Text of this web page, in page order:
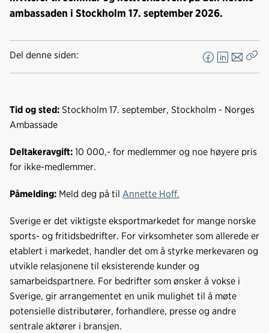
ambassaden i Stockholm 17. september 2026.
Del denne siden:
F
e
o
L
I
E
o
Tid og sted: Stockholm 17. september, Stockholm - Norges
Ambassade
Deltakeravgift: 10 000,- for medlemmer og noe høyere pris
for ikke-medlemmer.
Påmelding: Meld deg på til Annette Hoff.
Sverige er det viktigste eksportmarkedet for mange norske
sports- og fritidsbedrifter. For virksomheter som allerede er
etablert i markedet, handler det om å styrke merkevaren og
utvikle relasjonene til eksisterende kunder og
samarbeidspartnere. For bedrifter som ønsker å vokse i
Sverige, gir arrangementet en unik mulighet til å møte
potensielle distributører, forhandlere, presse og andre
sentrale aktører i bransjen.